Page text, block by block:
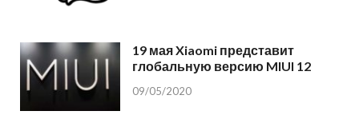
19 мая Xiaomi представит
глобальную версию MIUI 12
09/05/2020